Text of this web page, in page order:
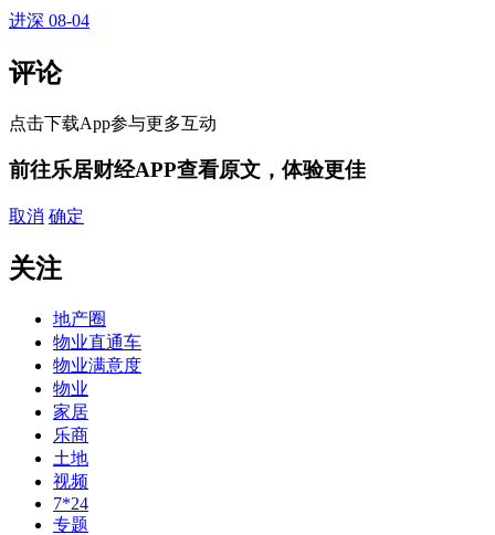
进深 08-04
评论
点击下载App参与更多互动
前往乐居财经APP查看原文，体验更佳
取消 确定
关注
地产圈
物业直通车
物业满意度
物业
家居
乐商
土地
视频
7*24
专题